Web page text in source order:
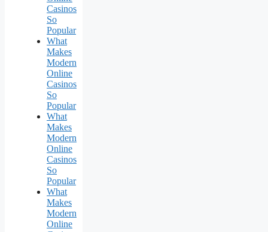
Casinos
So
Popular
What
Makes
Modern
Online
Casinos
So
Popular
What
Makes
Modern
Online
Casinos
So
Popular
What
Makes
Modern
Online